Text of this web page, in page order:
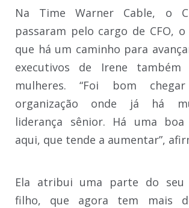
Na Time Warner Cable, o
passaram pelo cargo de CFO,
que há um caminho para
executivos de Irene também
mulheres. “Foi bom
organização onde já há
liderança sênior. Há uma boa
aqui, que tende a aumentar”,
Ela atribui uma parte do seu
filho, que agora tem mais